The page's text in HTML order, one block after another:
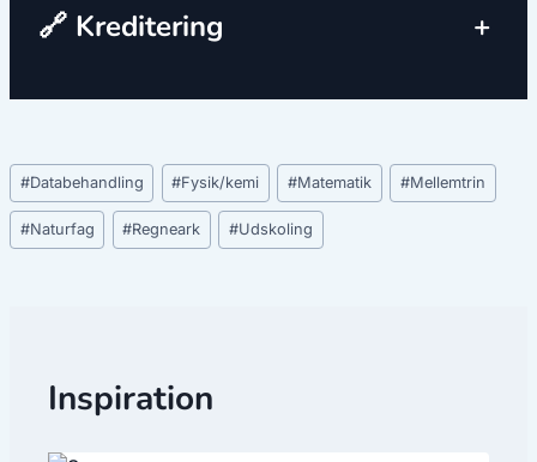
🔗 Kreditering
+
Indlæg-
tags:
#Databehandling #Fysik/kemi #Matematik #Mellemtrin
#Naturfag #Regneark #Udskoling
Inspiration